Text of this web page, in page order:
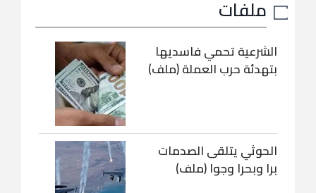
ملفات
الشرعية تحمي فاسديها
بتهدئة حرب العملة (ملف)
الحوثي يتلقى الصدمات
برا وبحرا وجوا (ملف)